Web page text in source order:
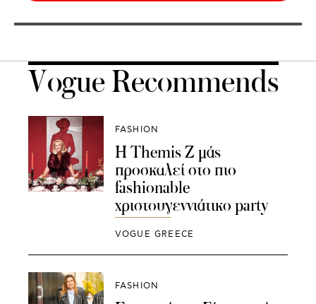
Vogue Recommends
FASHION
Η Themis Z μάς
προσκαλεί στο πιο
fashionable
χριστουγεννιάτικο party
VOGUE GREECE
FASHION